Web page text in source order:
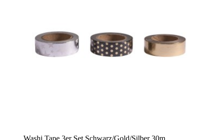
Washi Tape 3er Set Schwarz/Gold/Silber 30m